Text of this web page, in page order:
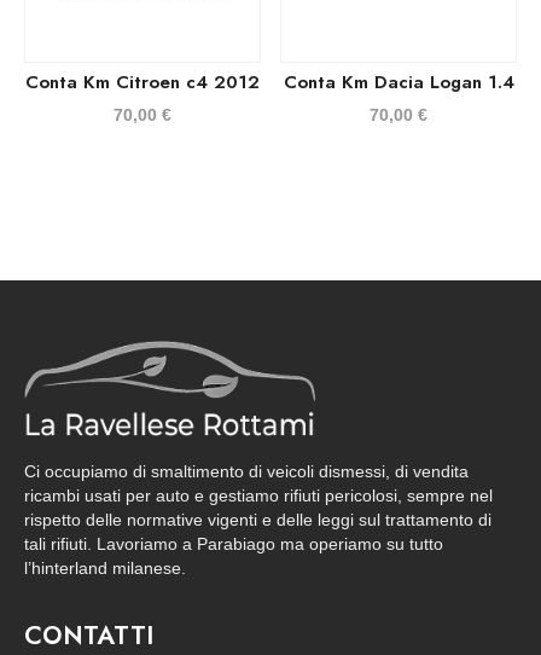
Conta Km Citroen c4 2012
70,00 €
Conta Km Dacia Logan 1.4
70,00€
Ci occupiamo di smaltimento di veicoli dismessi, di vendita
ricambi usati per auto e gestiamo rifiuti pericolosi, sempre nel
rispetto delle normative vigenti e delle leggi sul trattamento di
tali rifiuti. Lavoriamo a Parabiago ma operiamo su tutto
l’hinterland milanese.
CONTATTI